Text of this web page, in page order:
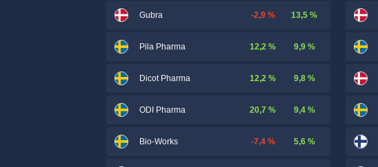
Gubra -2,9 % 13,5 %
Pila Pharma 12,2 % 9,9 %
Dicot Pharma 12,2 % 9,8 %
ODI Pharma 20,7 % 9,4 %
Bio-Works -7,4 % 5,6 %